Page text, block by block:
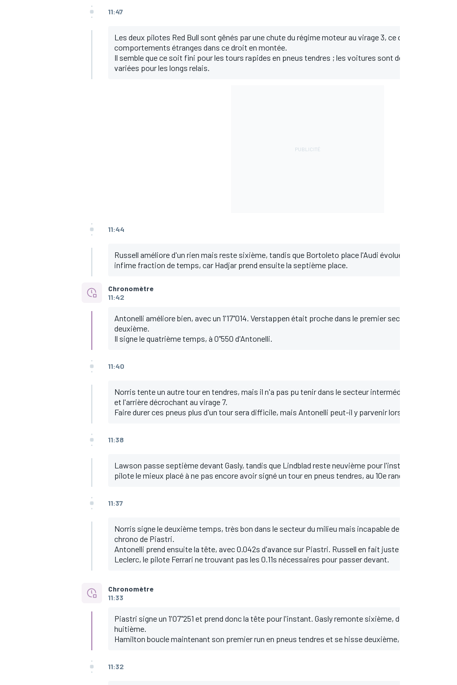
AUTRES CHAMPIONNATS
11:47
Les deux pilotes Red Bull sont gênés par une chute du régime moteur au virage 3, ce qui provoque
comportements étranges dans ce droit en montée.
Il semble que ce soit fini pour les tours rapides en pneus tendres ; les voitures sont désormais
variées pour les longs relais.
11:44
Russell améliore d'un rien mais reste sixième, tandis que Bortoleto place l'Audi évoluée au neuvième
infime fraction de temps, car Hadjar prend ensuite la septième place.
Chronomètre
11:42
Antonelli améliore bien, avec un 1'17"014. Verstappen était proche dans le premier secteur, mais a
deuxième.
Il signe le quatrième temps, à 0"550 d'Antonelli.
11:40
Norris tente un autre tour en tendres, mais il n'a pas pu tenir dans le secteur intermédiaire, les pneus
et l'arrière décrochant au virage 7.
Faire durer ces pneus plus d'un tour sera difficile, mais Antonelli peut-il y parvenir lors de sa deuxième
11:38
Lawson passe septième devant Gasly, tandis que Lindblad reste neuvième pour l'instant. Verstappen
pilote le mieux placé à ne pas encore avoir signé un tour en pneus tendres, au 10e rang.
11:37
Norris signe le deuxième temps, très bon dans le secteur du milieu mais incapable de conclure - il
chrono de Piastri.
Antonelli prend ensuite la tête, avec 0.042s d'avance sur Piastri. Russell en fait juste assez pour
Leclerc, le pilote Ferrari ne trouvant pas les 0.11s nécessaires pour passer devant.
Chronomètre
11:33
Piastri signe un 1'07"251 et prend donc la tête pour l'instant. Gasly remonte sixième, devant Lindblad
huitième.
Hamilton boucle maintenant son premier run en pneus tendres et se hisse deuxième, à 0"360 de Piastri.
11:32